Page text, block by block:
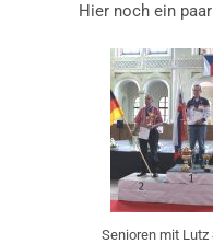
Hier noch ein
Senioren mit